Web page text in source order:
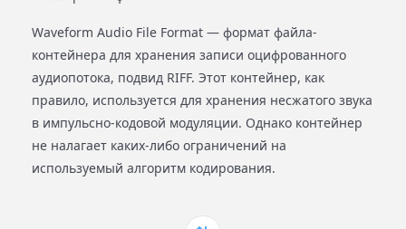
Waveform Audio File Format — формат файла-
контейнера для хранения записи оцифрованного
аудиопотока, подвид RIFF. Этот контейнер, как
правило, используется для хранения несжатого звука
в импульсно-кодовой модуляции. Однако контейнер
не налагает каких-либо ограничений на
используемый алгоритм кодирования.